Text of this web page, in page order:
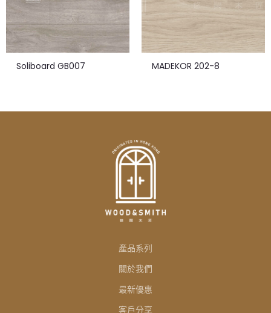
Soliboard GB007 MADEKOR 202-8
產品系列
關於我們
最新優惠
客戶分享